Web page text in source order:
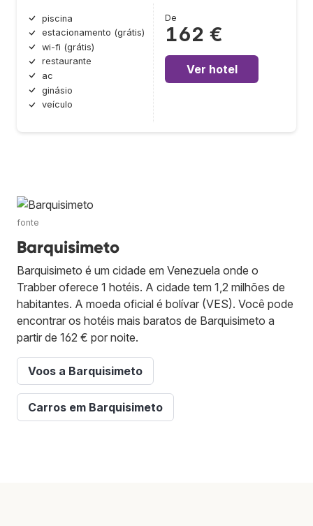
piscina
estacionamento (grátis)
wi-fi (grátis)
restaurante
ac
ginásio
veículo
De
162 €
Ver hotel
fonte
Barquisimeto
Barquisimeto é um cidade em Venezuela onde o
Trabber oferece 1 hotéis. A cidade tem 1,2 milhões de
habitantes. A moeda oficial é bolívar (VES). Você pode
encontrar os hotéis mais baratos de Barquisimeto a
partir de 162 € por noite.
Voos a Barquisimeto
Carros em Barquisimeto